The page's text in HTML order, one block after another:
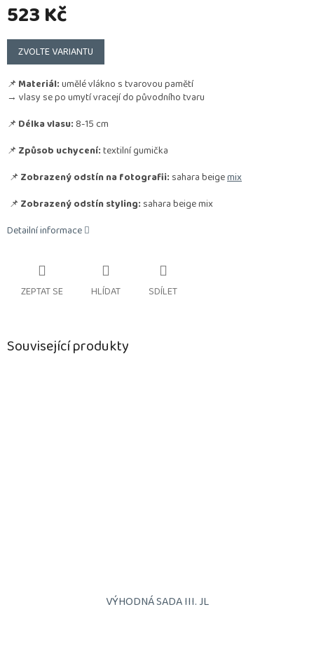
523 Kč
Měrná
cena:
ZVOLTE VARIANTU
📌Materiál:umělé vlákno s tvarovou pamětí
→ vlasy se po umytí vracejí do původního tvaru
📌Délka vlasu: 8-15 cm
📌Způsob uchycení:textilní gumička
📌Zobrazený odstín na fotografii: sahara beigemix
📌Zobrazený odstín styling: sahara beige mix
Detailní informace
ZEPTAT SE HLÍDAT SDÍLET
Související produkty
VÝHODNÁ SADA III. JL